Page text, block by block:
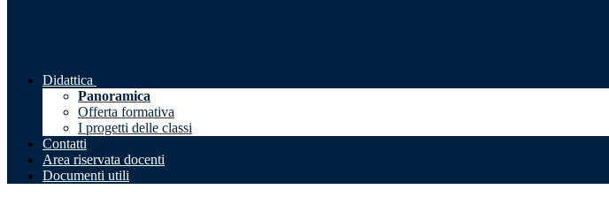
Didattica
Panoramica
Offerta formativa
I progetti delle classi
Contatti
Area riservata docenti
Documenti utili